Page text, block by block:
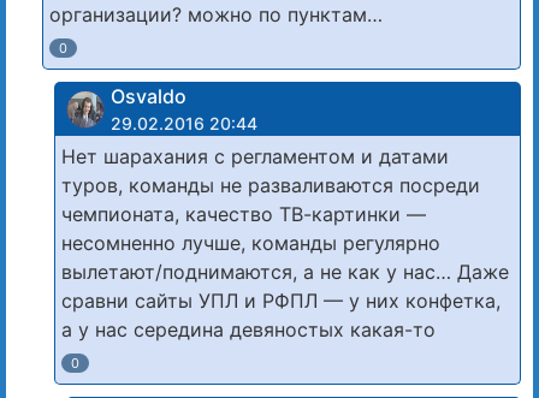
организации? можно по пунктам…
0
Osvaldo
29.02.2016 20:44
Нет шарахания с регламентом и датами
туров, команды не разваливаются посреди
чемпионата, качество ТВ-картинки —
несомненно лучше, команды регулярно
вылетают/поднимаются, а не как у нас… Даже
сравни сайты УПЛ и РФПЛ — у них конфетка,
а у нас середина девяностых какая-то
0